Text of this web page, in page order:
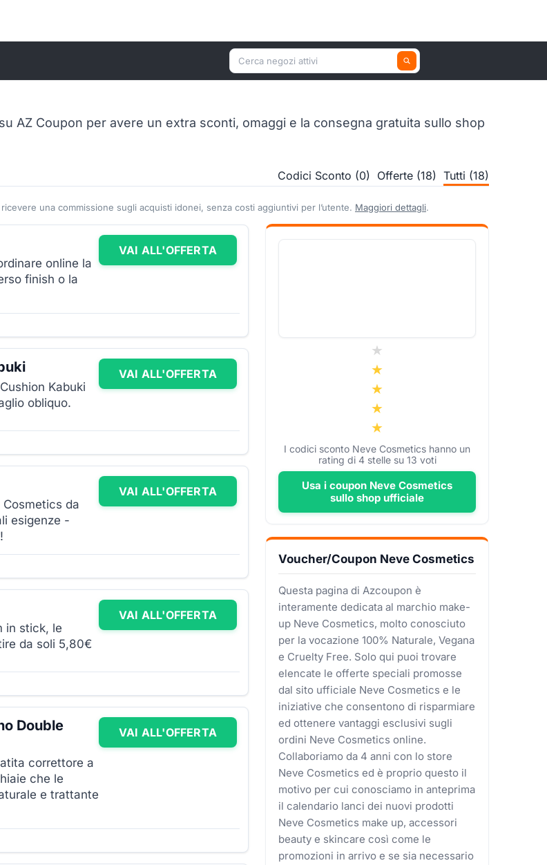
Cerca un negozio attivo
AZ Coupon per avere un extra sconti, omaggi e la consegna gratuita sullo shop
Codici Sconto (0) Offerte (18) Tutti (18)
una commissione sugli acquisti idonei, senza costi aggiuntivi per l’utente. Maggiori dettagli.
online la
finish o la
VAI ALL'OFFERTA
Kabuki
obliquo.
VAI ALL'OFFERTA
da
esigenze -
VAI ALL'OFFERTA
in stick, le
da soli 5,80€
VAI ALL'OFFERTA
Double
correttore a
che le
e trattante
VAI ALL'OFFERTA
I codici sconto Neve Cosmetics hanno un
rating di 4stelle su 13 voti
Usa i coupon Neve Cosmetics
sullo shop ufficiale
Voucher/Coupon Neve Cosmetics
Questa pagina di Azcoupon è
interamente dedicata al marchio make-
up Neve Cosmetics, molto conosciuto
per la vocazione 100% Naturale, Vegana
e Cruelty Free. Solo qui puoi trovare
elencate le offerte speciali promosse
dal sito ufficiale Neve Cosmetics e le
iniziative che consentono di risparmiare
ed ottenere vantaggi esclusivi sugli
ordini Neve Cosmetics online.
Collaboriamo da 4 anni con lo store
Neve Cosmetics ed è proprio questo il
motivo per cui conosciamo in anteprima
il calendario lanci dei nuovi prodotti
Neve Cosmetics make up, accessori
beauty e skincare così come le
promozioni in arrivo e se sia necessario